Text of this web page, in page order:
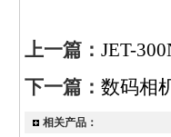
上一篇： JET-
下一篇： 数码相
相关产品：